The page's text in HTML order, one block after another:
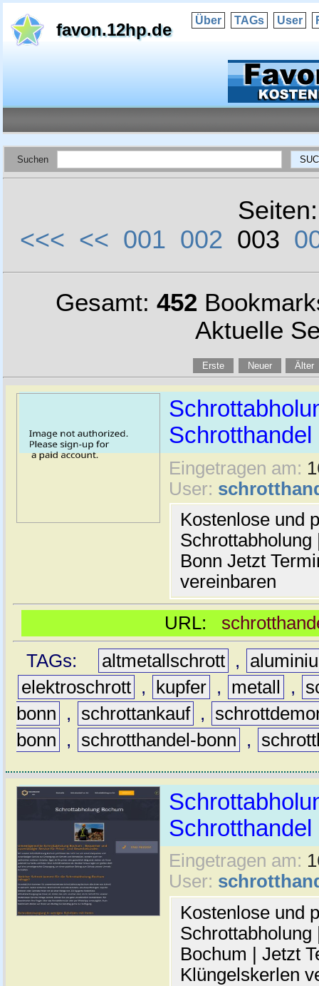
favon.12hp.de Über TAGs User
Suchen
<<< << 001 002 003
Gesamt: 452
Aktuelle
Erste Neuer Älter
Schrotthandel
Eingetragen am:
User:
Kostenlose und
Bonn Jetzt
vereinbaren
URL:
TAGs:
altmetallschrott ,
elektroschrott , kupfer , metall ,
bonn
, schrottankauf ,
bonn
, schrotthandel-bonn ,
Schrotthandel
Eingetragen am:
User:
Kostenlose und
Bochum | Jetzt
Klüngelskerlen